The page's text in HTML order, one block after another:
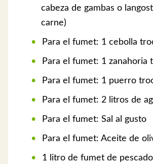
cabeza de gambas o
carne)
Para el fumet: 1 cebolla
Para el fumet: 1 zanahoria
Para el fumet: 1 puerro
Para el fumet: 2 litros de
Para el fumet: Sal al gusto
Para el fumet: Aceite de
1 litro de fumet de